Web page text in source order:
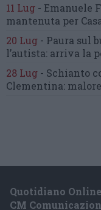
11 Lug - Emanuele
mantenuta per
20 Lug - Paura sul
l’autista: arriva la
28 Lug - Schianto
Clementina:
Quotidiano
CM